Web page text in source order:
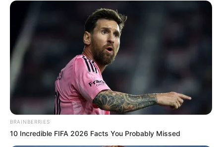
BRAINBERRIES
10 Incredible FIFA 2026 Facts You Probably Missed